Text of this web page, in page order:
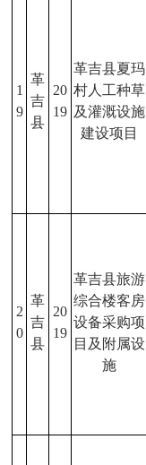
1
9
革
吉
县
20
19
革吉县夏玛
村人工种草
及灌溉设施
建设项目
2
0
革
吉
县
20
19
革吉县旅游
综合楼客房
设备采购项
目及附属设
施